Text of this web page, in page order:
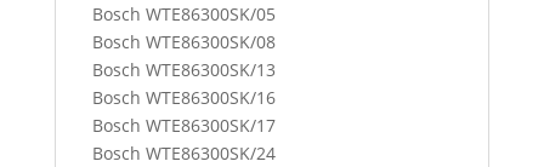
Bosch WTE86300SK/05
Bosch WTE86300SK/08
Bosch WTE86300SK/13
Bosch WTE86300SK/16
Bosch WTE86300SK/17
Bosch WTE86300SK/24